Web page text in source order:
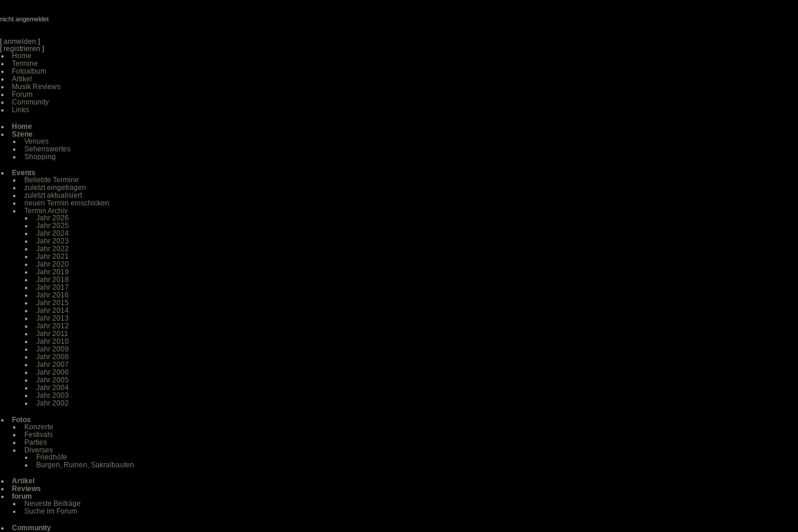
nicht angemeldet
[anmelden ]
[registrieren ]
Home
Termine
Fotoalbum
Artikel
Musik Reviews
Forum
Community
Links
Home
Szene
Venues
Sehenswertes
Shopping
Events
Beliebte Termine
zuletzt eingetragen
zuletzt aktualisiert
neuen Termin einschicken
Termin Archiv
Jahr 2026
Jahr 2025
Jahr 2024
Jahr 2023
Jahr 2022
Jahr 2021
Jahr 2020
Jahr 2019
Jahr 2018
Jahr 2017
Jahr 2016
Jahr 2015
Jahr 2014
Jahr 2013
Jahr 2012
Jahr 2011
Jahr 2010
Jahr 2009
Jahr 2008
Jahr 2007
Jahr 2006
Jahr 2005
Jahr 2004
Jahr 2003
Jahr 2002
Fotos
Konzerte
Festivals
Parties
Diverses
Friedhöfe
Burgen, Ruinen, Sakralbauten
Artikel
Reviews
forum
Neueste Beiträge
Suche im Forum
Community